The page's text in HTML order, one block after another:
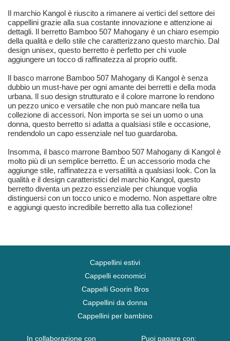
Il marchio Kangol è riuscito a rimanere ai vertici del settore dei
cappellini grazie alla sua costante innovazione e attenzione ai
dettagli. Il berretto Bamboo 507 Mahogany è un chiaro esempio
della qualità e dello stile che caratterizzano questo marchio. Dal
design unisex, questo berretto è perfetto per chi vuole
aggiungere un tocco di raffinatezza al proprio outfit.
Il basco marrone Bamboo 507 Mahogany di Kangol è senza
dubbio un must-have per ogni amante dei berretti e della moda
urbana. Il suo design strutturato e il colore marrone lo rendono
un pezzo unico e versatile che non può mancare nella tua
collezione di accessori. Non importa se sei un uomo o una
donna, questo berretto si adatta a qualsiasi stile e occasione,
rendendolo un capo essenziale nel tuo guardaroba.
Insomma, il basco marrone Bamboo 507 Mahogany di Kangol è
molto più di un semplice berretto. È un accessorio moda che
aggiunge stile, raffinatezza e versatilità a qualsiasi look. Con la
qualità e il design caratteristici del marchio Kangol, questo
berretto diventa un pezzo essenziale per chiunque voglia
distinguersi con un tocco unico e moderno. Non aspettare oltre
e aggiungi questo incredibile berretto alla tua collezione!
Cappellini estivi
Cappelli economici
Cappelli Goorin Bros
Cappellini da donna
Cappellini per bambino
In collaborazione con
Puoi pagare con: